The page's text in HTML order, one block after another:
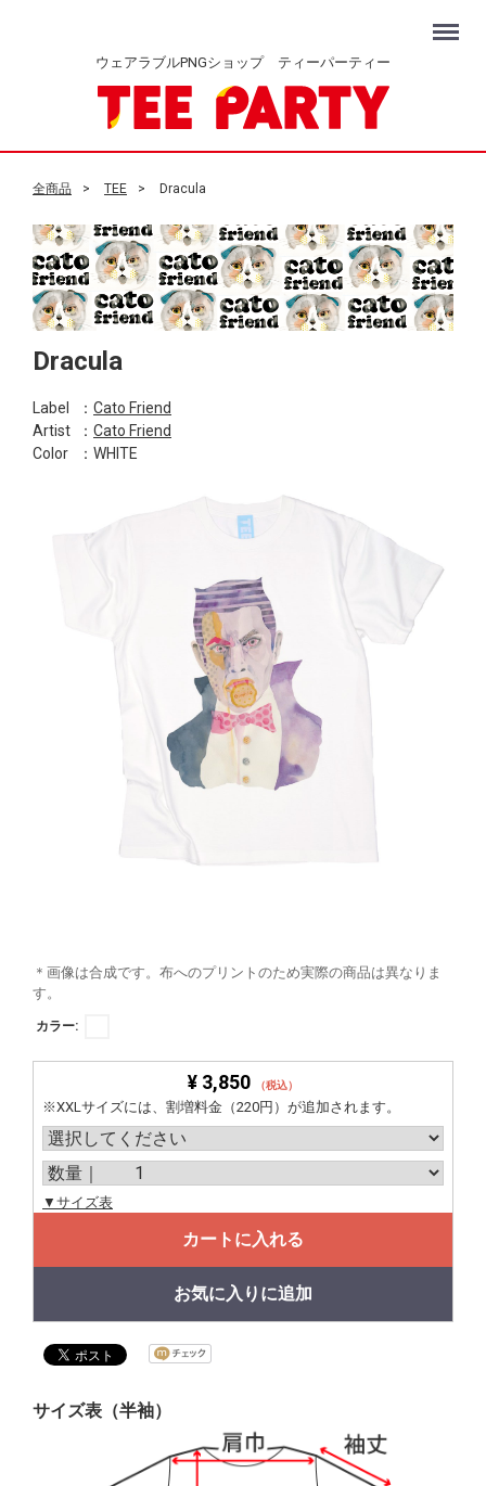
ウェアラブルPNGショップ ティーパーティー
Menu
全商品 TEE Dracula
Dracula
Label ： Cato Friend
Artist
： Cato Friend
Color
：WHITE
＊画像は合成です。布へのプリントのため実際の商品は異なりま
す。
カラー:
¥ 3,850 （税込）
※XXLサイズには、割増料金（220円）が追加されます。
▼サイズ表
カートに入れる
お気に入りに追加
サイズ表（半袖）